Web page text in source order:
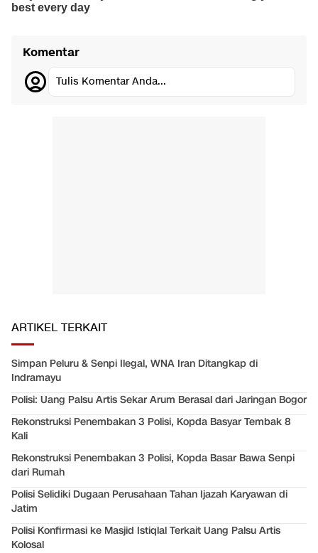
Komentar
Tulis Komentar Anda...
ARTIKEL TERKAIT
Simpan Peluru & Senpi Ilegal, WNA Iran Ditangkap di
Indramayu
Polisi: Uang Palsu Artis Sekar Arum Berasal dari Jaringan Bogor
Rekonstruksi Penembakan 3 Polisi, Kopda Basyar Tembak 8
Kali
Rekonstruksi Penembakan 3 Polisi, Kopda Basar Bawa Senpi
dari Rumah
Polisi Selidiki Dugaan Perusahaan Tahan Ijazah Karyawan di
Jatim
Polisi Konfirmasi ke Masjid Istiqlal Terkait Uang Palsu Artis
Kolosal